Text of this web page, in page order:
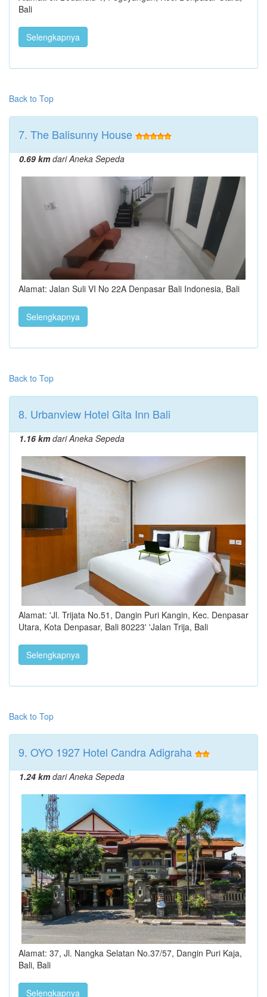
Bali
Selengkapnya
Back to Top
7. The Balisunny House
0.69 kmdari Aneka Sepeda
Alamat: Jalan Suli VI No 22A Denpasar Bali Indonesia, Bali
Selengkapnya
Back to Top
8. Urbanview Hotel Gita Inn Bali
1.16 kmdari Aneka Sepeda
Alamat: 'Jl. Trijata No.51, Dangin Puri Kangin, Kec. Denpasar
Utara, Kota Denpasar, Bali 80223' 'Jalan Trija, Bali
Selengkapnya
Back to Top
9. OYO 1927 Hotel Candra Adigraha
1.24 kmdari Aneka Sepeda
Alamat: 37, Jl. Nangka Selatan No.37/57, Dangin Puri Kaja,
Bali, Bali
Selengkapnya